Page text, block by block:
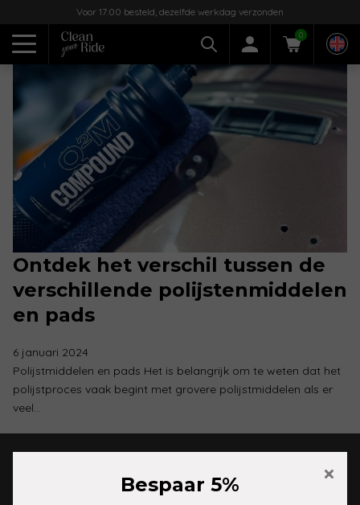
Voor 17:00 besteld, dezelfde werkdag verzonden
0
Ontdek het verschil tussen de
verschillende polijstenmiddelen
en pads
6 januari 2024
Polijstmiddelen en pads Het is belangrijk om te weten dat het
polijstproces vaak begint met grovere polijstmiddelen als er
veel…
KlantenserviceBespaar 5% ×